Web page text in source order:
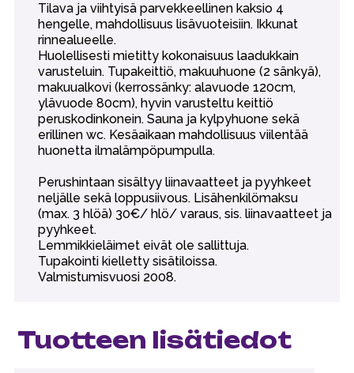
Tilava ja viihtyisä parvekkeellinen kaksio 4
hengelle, mahdollisuus lisävuoteisiin. Ikkunat
rinnealueelle.
Huolellisesti mietitty kokonaisuus laadukkain
varusteluin. Tupakeittiö, makuuhuone (2 sänkyä),
makuualkovi (kerrossänky: alavuode 120cm,
ylävuode 80cm), hyvin varusteltu keittiö
peruskodinkonein. Sauna ja kylpyhuone sekä
erillinen wc. Kesäaikaan mahdollisuus viilentää
huonetta ilmalämpöpumpulla.
Perushintaan sisältyy liinavaatteet ja pyyhkeet
neljälle sekä loppusiivous. Lisähenkilömaksu
(max. 3 hlöä) 30€/ hlö/ varaus, sis. liinavaatteet ja
pyyhkeet.
Lemmikkieläimet eivät ole sallittuja.
Tupakointi kielletty sisätiloissa.
Valmistumisvuosi 2008.
Tuotteen lisätiedot